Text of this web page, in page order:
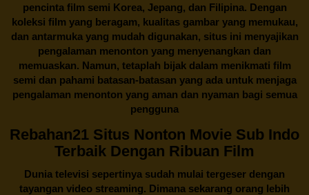
pencinta film semi Korea, Jepang, dan Filipina. Dengan
koleksi film yang beragam, kualitas gambar yang memukau,
dan antarmuka yang mudah digunakan, situs ini menyajikan
pengalaman menonton yang menyenangkan dan
memuaskan. Namun, tetaplah bijak dalam menikmati film
semi dan pahami batasan-batasan yang ada untuk menjaga
pengalaman menonton yang aman dan nyaman bagi semua
pengguna
Rebahan21 Situs Nonton Movie Sub Indo
Terbaik Dengan Ribuan Film
Dunia televisi sepertinya sudah mulai tergeser dengan
tayangan video streaming. Dimana sekarang orang lebih